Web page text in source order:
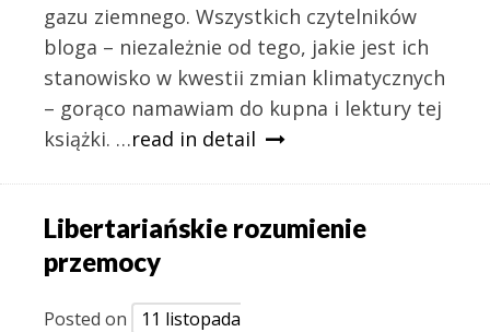
gazu ziemnego. Wszystkich czytelników
bloga – niezależnie od tego, jakie jest ich
stanowisko w kwestii zmian klimatycznych
– gorąco namawiam do kupna i lektury tej
książki. …read in detail
Libertariańskie rozumienie
przemocy
Posted on
11 listopada